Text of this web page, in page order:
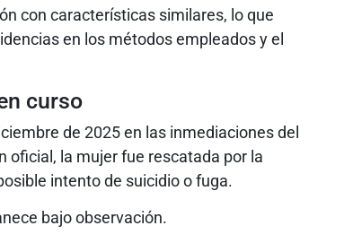
con características similares, lo que
en los métodos empleados y el
curso
de 2025 en las inmediaciones del
oficial, la mujer fue rescatada por la
intento de suicidio o fuga.
bajo observación.